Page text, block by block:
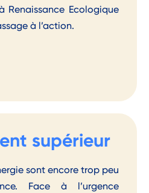
Renaissance Ecologique
à l’action.
supérieur
sont encore trop peu
Face à l’urgence